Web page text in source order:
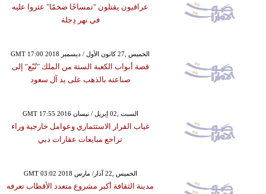
عراقيون يقتلون "تمساحًا ضخمًا" عثروا عليه
في نهر دِجلة
GMT 17:00 2018 الخميس ,27 كانون الأول / ديسمبر
قصة أبواب الكعبة الستة من الملك "تُبّع" إلى
صناعته بالذهب على يد آل سعود
GMT 17:55 2016 السبت ,02 إبريل / نيسان
غياب القرار الاستثماري وعوامل خارجية وراء
تراجع مبايعات عقارات دبي
GMT 03:02 2018 الخميس ,22 آذار/ مارس
مدينة الثقافة أكبر مشروع متعدد الأقطاب تعرفه